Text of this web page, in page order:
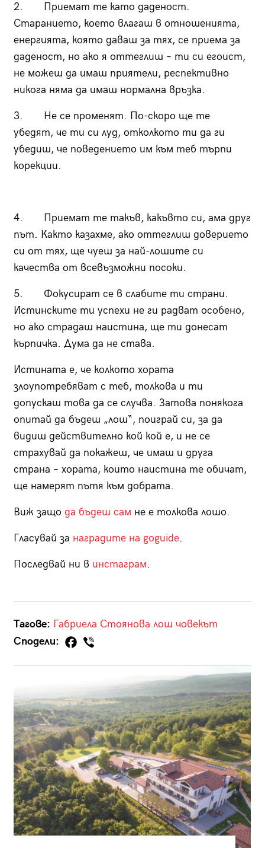
2. Приемат те като даденост.
Старанието, което влагаш в отношенията,
енергията, която даваш за тях, се приема за
даденост, но ако я оттеглиш – ти си егоист,
не можеш да имаш приятели, респективно
никога няма да имаш нормална връзка.
3. Не се променят. По-скоро ще те
убедят, че ти си луд, отколкото ти да ги
убедиш, че поведението им към теб търпи
корекции.
4. Приемат те такъв, какъвто си, ама друг
път. Както казахме, ако оттеглиш доверието
си от тях, ще чуеш за най-лошите си
качества от всевъзможни посоки.
5. Фокусират се в слабите ти страни.
Истинските ти успехи не ги радват особено,
но ако страдаш наистина, ще ти донесат
кърпичка. Дума да не става.
Истината е, че колкото хората
злоупотребяват с теб, толкова и ти
допускаш това да се случва. Затова понякога
опитай да бъдеш „лош“, поиграй си, за да
видиш действително кой кой е, и не се
страхувай да покажеш, че имаш и друга
страна – хората, които наистина те обичат,
ще намерят пътя към добрата.
Виж защо да бъдеш сам не е толкова лошо.
Гласувай за наградите на goguide.
Последвай ни в инстаграм.
Тагове: Габриела Стоянова лош човекът
Сподели: